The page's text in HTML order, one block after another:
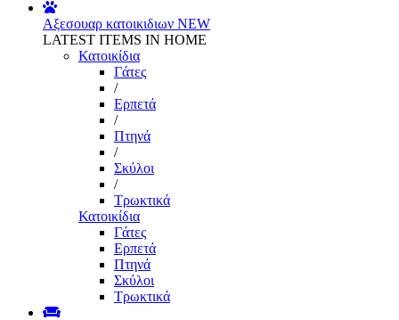
Αξεσουαρ κατοικιδιων NEW
LATEST ITEMS IN HOME
Κατοικίδια
Γάτες
/
Ερπετά
/
Πτηνά
/
Σκύλοι
/
Τρωκτικά
Κατοικίδια
Γάτες
Ερπετά
Πτηνά
Σκύλοι
Τρωκτικά